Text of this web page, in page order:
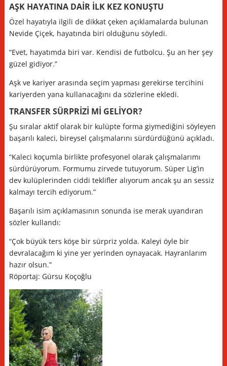
AŞK HAYATINA DAİR İLK KEZ KONUŞTU
Özel hayatıyla ilgili de dikkat çeken açıklamalarda bulunan
Nevide Çiçek, hayatında biri olduğunu söyledi.
“Evet, hayatımda biri var. Kendisi de futbolcu. Şu an her şey
güzel gidiyor.”
Aşk ve kariyer arasında seçim yapması gerekirse tercihini
kariyerden yana kullanacağını da sözlerine ekledi.
TRANSFER SÜRPRİZİ Mİ GELİYOR?
Şu sıralar aktif olarak bir kulüpte forma giymediğini söyleyen
başarılı kaleci, bireysel çalışmalarını sürdürdüğünü açıkladı.
“Kaleci koçumla birlikte profesyonel olarak çalışmalarımı
sürdürüyorum. Formumu zirvede tutuyorum. Süper Lig’in
dev kulüplerinden ciddi teklifler alıyorum ancak şu an sessiz
kalmayı tercih ediyorum.”
Başarılı isim açıklamasının sonunda ise merak uyandıran
sözler kullandı:
“Çok büyük ters köşe bir sürpriz yolda. Kaleyi öyle bir
devralacağım ki yine yer yerinden oynayacak. Hayranlarım
hazır olsun.”
Röportaj: Gürsu Koçoğlu